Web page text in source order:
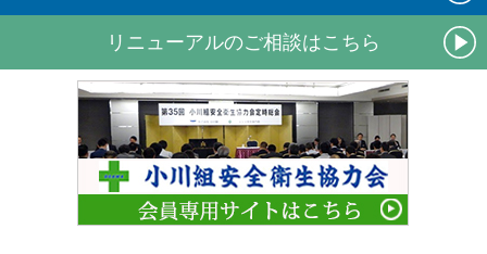
リニューアルのご相談はこちら